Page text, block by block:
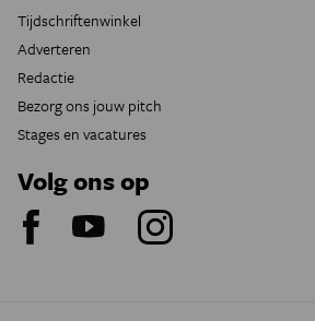
Tijdschriftenwinkel
Adverteren
Redactie
Bezorg ons jouw pitch
Stages en vacatures
Volg ons op